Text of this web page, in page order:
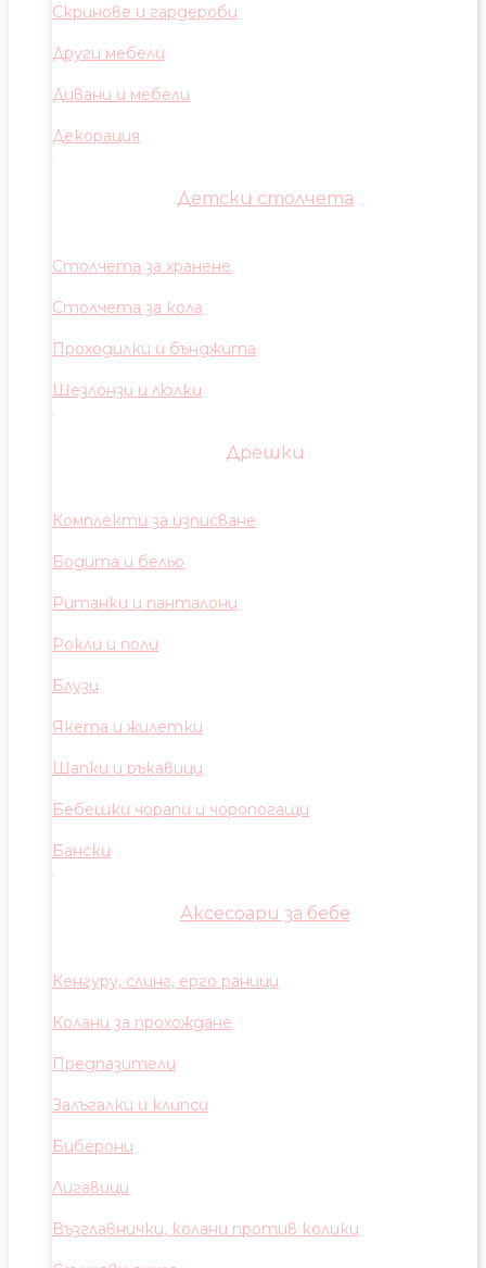
Скринове и гардероби
Други мебели
Дивани и мебели
Декорация
Детски столчета
Столчета за хранене
Столчета за кола
Проходилки и бънджита
Шезлонзи и люлки
Дрешки
Комплекти за изписване
Бодита и бельо
Ританки и панталони
Рокли и поли
Блузи
Якета и жилетки
Шапки и ръкавици
Бебешки чорапи и чоропогащи
Бански
Аксесоари за бебе
Кенгуру, слинг, ерго раници
Колани за прохождане
Предпазители
Залъгалки и клипси
Биберони
Лигавици
Възглавнички, колани против колики